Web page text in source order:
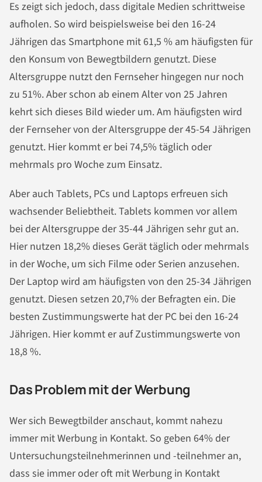
Es zeigt sich jedoch, dass digitale Medien schrittweise
aufholen. So wird beispielsweise bei den 16-24
Jährigen das Smartphone mit 61,5 % am häufigsten für
den Konsum von Bewegtbildern genutzt. Diese
Altersgruppe nutzt den Fernseher hingegen nur noch
zu 51%. Aber schon ab einem Alter von 25 Jahren
kehrt sich dieses Bild wieder um. Am häufigsten wird
der Fernseher von der Altersgruppe der 45-54 Jährigen
genutzt. Hier kommt er bei 74,5% täglich oder
mehrmals pro Woche zum Einsatz.
Aber auch Tablets, PCs und Laptops erfreuen sich
wachsender Beliebtheit. Tablets kommen vor allem
bei der Altersgruppe der 35-44 Jährigen sehr gut an.
Hier nutzen 18,2% dieses Gerät täglich oder mehrmals
in der Woche, um sich Filme oder Serien anzusehen.
Der Laptop wird am häufigsten von den 25-34 Jährigen
genutzt. Diesen setzen 20,7% der Befragten ein. Die
besten Zustimmungswerte hat der PC bei den 16-24
Jährigen. Hier kommt er auf Zustimmungswerte von
18,8 %.
Das Problem mit der Werbung
Wer sich Bewegtbilder anschaut, kommt nahezu
immer mit Werbung in Kontakt. So geben 64% der
Untersuchungsteilnehmerinnen und -teilnehmer an,
dass sie immer oder oft mit Werbung in Kontakt